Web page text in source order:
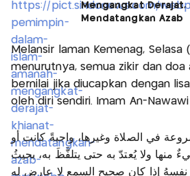
Mengangkat Derajat,
Mendatangkan Azab
Melansir laman Kemenag, Selasa
menurutnya, semua zikir dan doa
bernilai jika diucapkan dengan
oleh diri sendiri. Imam An-
في الصلاة وغيرها، واجبةً كانت أو
منها ولا يُعتدّ به حتى يتلفَّظَ به، بحيثُ
إذا كان صحيح السمع لا عارض له